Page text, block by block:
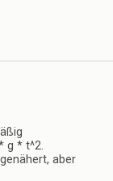
g * t^2.
aber